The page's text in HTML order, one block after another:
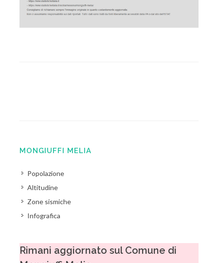
MONGIUFFI MELIA
Popolazione
Altitudine
Zone sismiche
Infografica
Rimani aggiornato sul Comune di